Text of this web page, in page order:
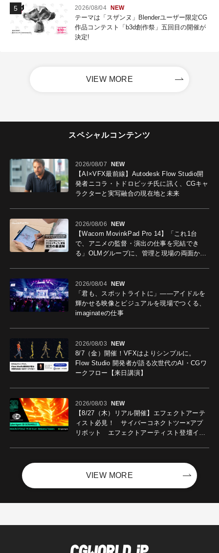
2026/08/04 NEW
テーマは「スザンヌ」Blenderユーザー限定CG
作品コンテスト「b3d創作祭」五回目の開催が
決定!
VIEW MORE
スペシャルコンテンツ
2026/08/07 NEW
【AI×VFX最前線】Autodesk Flow Studio開
発者ニコラ・トドロビッチ氏に訊く、CGキャ
ラクターと実写融合の現在地と未来
2026/08/06 NEW
【Wacom MovinkPad Pro 14】「これ1台
で、アニメの監督・演出の仕事を完結でき
る」OLMグループに、管理と現場の両面から
2026/08/04 NEW
「君も、スポットライトに」――アイドルを
輝かせる映像とビジュアルを現場でつくる、
imaginateの仕事
2026/08/03 NEW
8/7（金）開催！VFXはよりシンプルに。
Flow Studio 開発者が語る次世代のAI・CGワ
ークフロー【来日講演】
2026/08/03 NEW
【8/27（木）リアル開催】エフェクトアーテ
ィスト必見！ サイバーコネクトツー×アプ
リボット エフェクトアーティスト登壇イベ
VIEW MORE